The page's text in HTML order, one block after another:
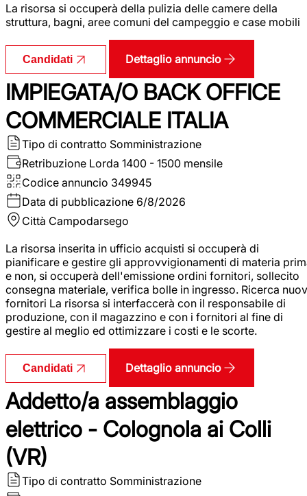
La risorsa si occuperà della pulizia delle camere della
struttura, bagni, aree comuni del campeggio e case mobili
Candidati Dettaglio annuncio
IMPIEGATA/O BACK OFFICE
COMMERCIALE ITALIA
Tipo di contratto Somministrazione
Retribuzione Lorda 1400 - 1500 mensile
Codice annuncio 349945
Data di pubblicazione 6/8/2026
Città Campodarsego
La risorsa inserita in ufficio acquisti si occuperà di
pianificare e gestire gli approvvigionamenti di materia
e non, si occuperà dell'emissione ordini fornitori, sollecito
consegna materiale, verifica bolle in ingresso. Ricerca
fornitori La risorsa si interfaccerà con il responsabile di
produzione, con il magazzino e con i fornitori al fine di
gestire al meglio ed ottimizzare i costi e le scorte.
Candidati Dettaglio annuncio
Addetto/a assemblaggio
elettrico - Colognola ai Colli
(VR)
Tipo di contratto Somministrazione